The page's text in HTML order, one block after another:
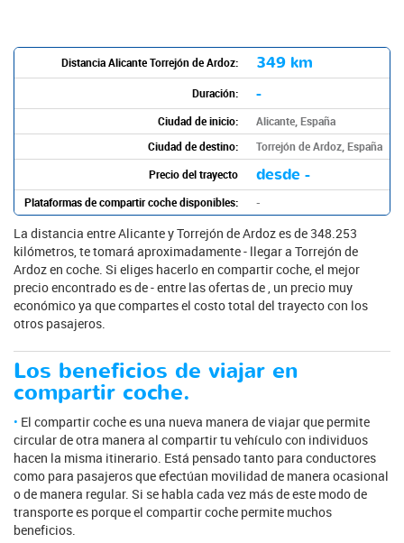
Distancia Alicante Torrejón de Ardoz: 349 km
Duración: -
Ciudad de inicio:
Alicante, España
Ciudad de destino:
Torrejón de Ardoz, España
Precio del trayecto
desde -
Plataformas de compartir coche disponibles: -
La distancia entre Alicante y Torrejón de Ardoz es de 348.253
kilómetros, te tomará aproximadamente - llegar a Torrejón de
Ardoz en coche. Si eliges hacerlo en compartir coche, el mejor
precio encontrado es de - entre las ofertas de , un precio muy
económico ya que compartes el costo total del trayecto con los
otros pasajeros.
Los beneficios de viajar en
compartir coche.
El compartir coche es una nueva manera de viajar que permite
circular de otra manera al compartir tu vehículo con individuos
hacen la misma itinerario. Está pensado tanto para conductores
como para pasajeros que efectúan movilidad de manera ocasional
o de manera regular. Si se habla cada vez más de este modo de
transporte es porque el compartir coche permite muchos
beneficios.